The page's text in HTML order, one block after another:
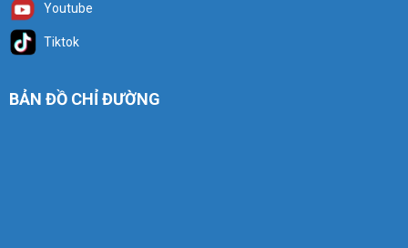
Youtube
Tiktok
BẢN ĐỒ CHỈ ĐƯỜNG